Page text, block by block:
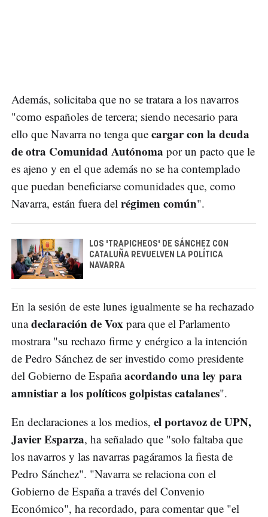
Además, solicitaba que no se tratara a los navarros
"como españoles de tercera; siendo necesario para
ello que Navarra no tenga que cargar con la deuda
de otra Comunidad Autónoma por un pacto que le
es ajeno y en el que además no se ha contemplado
que puedan beneficiarse comunidades que, como
Navarra, están fuera del régimen común".
LOS 'TRAPICHEOS' DE SÁNCHEZ CON
CATALUÑA REVUELVEN LA POLÍTICA
NAVARRA
En la sesión de este lunes igualmente se ha rechazado
unadeclaración de Vox para que el Parlamento
mostrara "su rechazo firme y enérgico a la intención
de Pedro Sánchez de ser investido como presidente
del Gobierno de Españaacordando una ley para
amnistiar a los políticosgolpistas catalanes".
En declaraciones a los medios, el portavoz de UPN,
Javier Esparza, ha señalado que "solo faltaba que
los navarros y las navarras pagáramos la fiesta de
Pedro Sánchez". "Navarra se relaciona con el
Gobierno de España a través del Convenio
Económico", ha recordado, para comentar que "el